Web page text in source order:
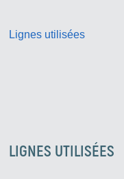
Lignes utilisées
LIGNES UTILISÉES